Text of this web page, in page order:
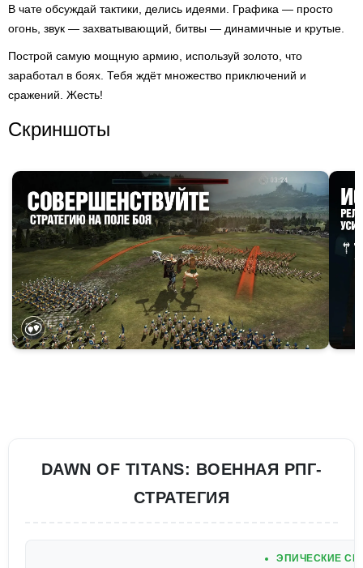
В чате обсуждай тактики, делись идеями. Графика — просто
огонь, звук — захватывающий, битвы — динамичные и крутые.
Построй самую мощную армию, используй золото, что
заработал в боях. Тебя ждёт множество приключений и
сражений. Жесть!
Скриншоты
DAWN OF TITANS: ВОЕННАЯ РПГ-
СТРАТЕГИЯ
ЭПИЧЕСКИЕ